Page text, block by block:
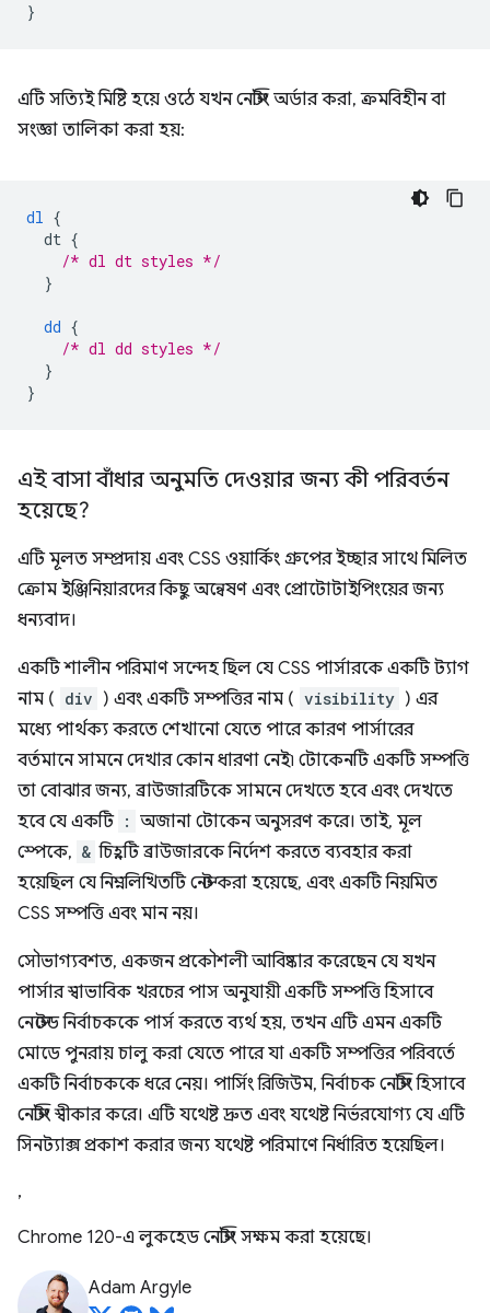
}
এটি সত্যিই মিষ্টি হয়ে ওঠে যখন নেস্টিং অর্ডার করা, ক্রমবিহীন বা
সংজ্ঞা তালিকা করা হয়:
dl {
dt {
/* dl dt styles */
}
dd {
/* dl dd styles */
}
}
এই বাসা বাঁধার অনুমতি দেওয়ার জন্য কী পরিবর্তন
হয়েছে?
এটি মূলত সম্প্রদায় এবং CSS ওয়ার্কিং গ্রুপের ইচ্ছার সাথে মিলিত
ক্রোম ইঞ্জিনিয়ারদের কিছু অন্বেষণ এবং প্রোটোটাইপিংয়ের জন্য
ধন্যবাদ।
একটি শালীন পরিমাণ সন্দেহ ছিল যে CSS পার্সারকে একটি ট্যাগ
নাম ( div ) এবং একটি সম্পত্তির নাম ( visibility ) এর
মধ্যে পার্থক্য করতে শেখানো যেতে পারে কারণ পার্সারের
বর্তমানে সামনে দেখার কোন ধারণা নেই৷ টোকেনটি একটি সম্পত্তি
তা বোঝার জন্য, ব্রাউজারটিকে সামনে দেখতে হবে এবং দেখতে
হবে যে একটি : অজানা টোকেন অনুসরণ করে। তাই, মূল
স্পেকে, & চিহ্নটি ব্রাউজারকে নির্দেশ করতে ব্যবহার করা
হয়েছিল যে নিম্নলিখিতটি নেস্ট করা হয়েছে, এবং একটি নিয়মিত
CSS সম্পত্তি এবং মান নয়।
সৌভাগ্যবশত, একজন প্রকৌশলী আবিষ্কার করেছেন যে যখন
পার্সার স্বাভাবিক খরচের পাস অনুযায়ী একটি সম্পত্তি হিসাবে
নেস্টেড নির্বাচককে পার্স করতে ব্যর্থ হয়, তখন এটি এমন একটি
মোডে পুনরায় চালু করা যেতে পারে যা একটি সম্পত্তির পরিবর্তে
একটি নির্বাচককে ধরে নেয়। পার্সিং রিজিউম, নির্বাচক নেস্টিং হিসাবে
নেস্টিং স্বীকার করে। এটি যথেষ্ট দ্রুত এবং যথেষ্ট নির্ভরযোগ্য যে এটি
সিনট্যাক্স প্রকাশ করার জন্য যথেষ্ট পরিমাণে নির্ধারিত হয়েছিল।
,
Chrome 120-এ লুকহেড নেস্টিং সক্ষম করা হয়েছে।
Adam Argyle